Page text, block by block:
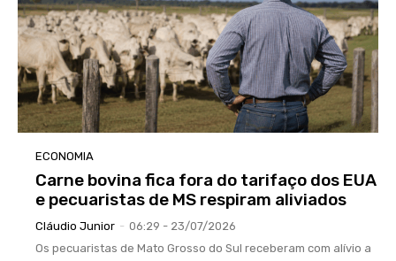
ECONOMIA
Carne bovina fica fora do tarifaço dos EUA
e pecuaristas de MS respiram aliviados
Cláudio Junior - 06:29 - 23/07/2026
Os pecuaristas de Mato Grosso do Sul receberam com alívio a